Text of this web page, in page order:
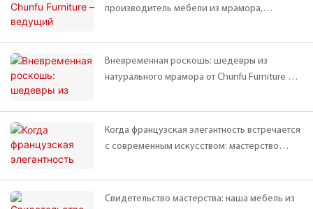
производитель мебели из мрамора,
натурального мрамора для авангардного
проекта Vanke в Шанхае.
Вневременная роскошь: шедевры из
натурального мрамора от Chunfu Furniture в
Когда французская элегантность встречается
с современным искусством: мастерство
магазине Chunfu Furniture в Шэньяне
Свидетельство мастерства: наша мебель из